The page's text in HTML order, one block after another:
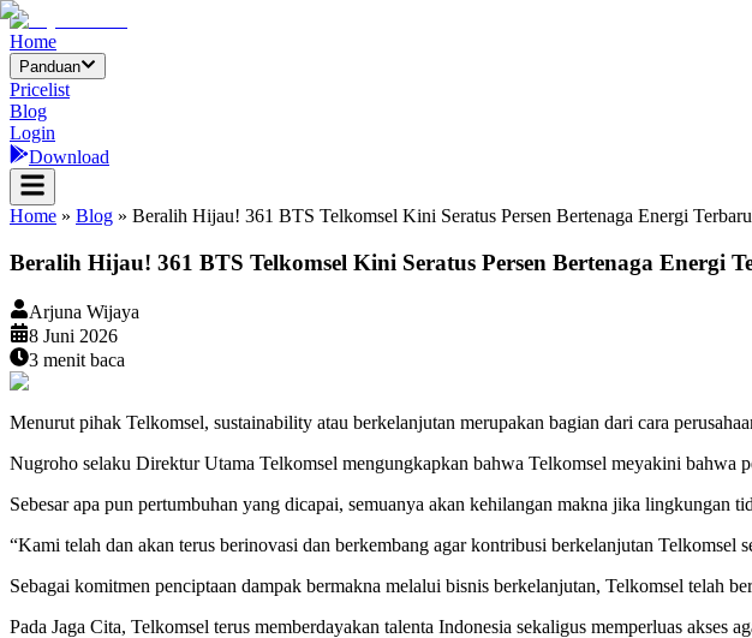
Home
Panduan
Pricelist
Blog
Login
Download
Home » Blog » Beralih Hijau! 361 BTS Telkomsel Kini Seratus Persen Bertenaga Energi
Beralih Hijau! 361 BTS Telkomsel Kini Seratus Persen Bertenaga Energi
Arjuna Wijaya
8 Juni 2026
3 menit baca
Menurut pihak Telkomsel, sustainability atau berkelanjutan merupakan bagian dari cara
Nugroho selaku Direktur Utama Telkomsel mengungkapkan bahwa Telkomsel meyakini bahwa
Sebesar apa pun pertumbuhan yang dicapai, semuanya akan kehilangan makna jika lingkungan
“Kami telah dan akan terus berinovasi dan berkembang agar kontribusi berkelanjutan
Sebagai komitmen penciptaan dampak bermakna melalui bisnis berkelanjutan, Telkomsel telah
Pada Jaga Cita, Telkomsel terus memberdayakan talenta Indonesia sekaligus memperluas